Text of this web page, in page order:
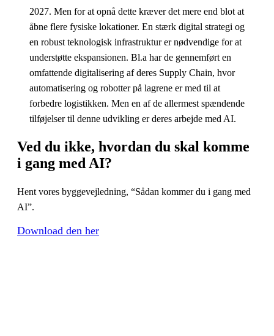
2027. Men for at opnå dette kræver det mere end blot at
åbne flere fysiske lokationer. En stærk digital strategi og
en robust teknologisk infrastruktur er nødvendige for at
understøtte ekspansionen. Bl.a har de gennemført en
omfattende digitalisering af deres Supply Chain, hvor
automatisering og robotter på lagrene er med til at
forbedre logistikken. Men en af de allermest spændende
tilføjelser til denne udvikling er deres arbejde med AI.
Ved du ikke, hvordan du skal komme
i gang med AI?
Hent vores byggevejledning, “Sådan kommer du i gang med
AI”.
Download den her